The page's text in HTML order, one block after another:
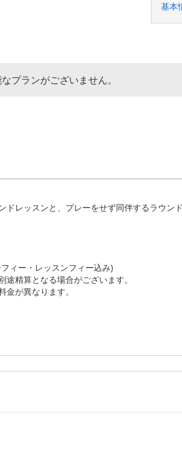
基本
プランがございません。
ドレッスンと、プレーをせず同伴するラウン
ィー・レッスンフィー込み)
精算となる場合がございます。
が異なります。